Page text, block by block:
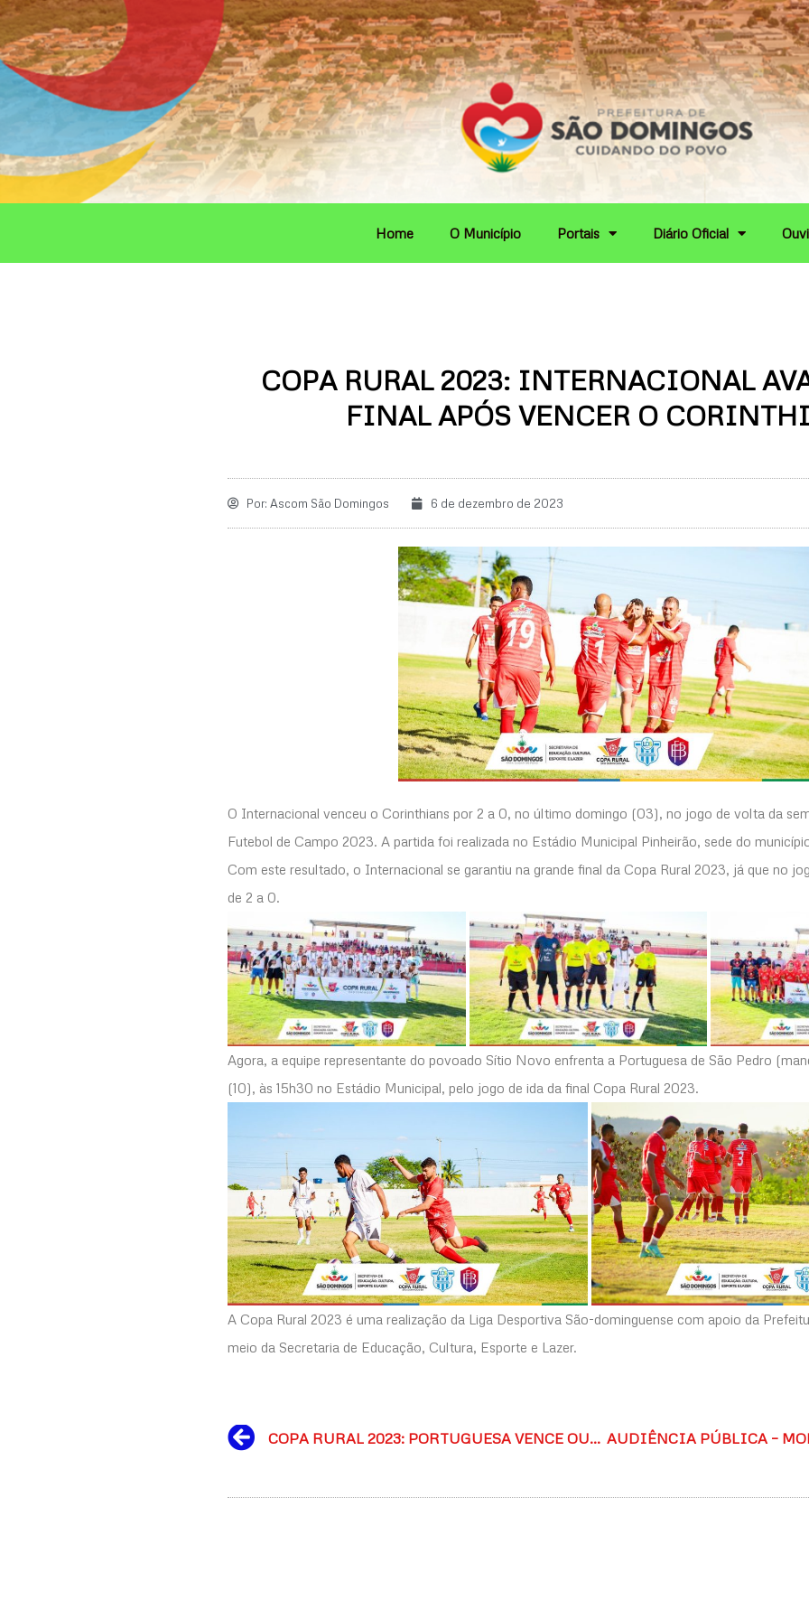
Ir
para
o
conteúdo
Home O Município Portais Diário Oficial
COPA RURAL 2023: INTERNACIONAL
FINAL APÓS VENCER O
Por: Ascom São Domingos 6 de dezembro de 2023
O Internacional venceu o Corinthians por 2 a 0, no último domingo (03), no jogo de volta da
Futebol de Campo 2023. A partida foi realizada no Estádio Municipal Pinheirão, sede do
Com este resultado, o Internacional se garantiu na grande final da Copa Rural 2023, já que no
de 2 a 0.
Agora, a equipe representante do povoado Sítio Novo enfrenta a Portuguesa de São Pedro
(10), às 15h30 no Estádio Municipal, pelo jogo de ida da final Copa Rural 2023.
A Copa Rural 2023 é uma realização da Liga Desportiva São-dominguense com apoio da
meio da Secretaria de Educação, Cultura, Esporte e Lazer.
COPA RURAL 2023: PORTUGUESA VENCE OURO VERDE E É PRIMEIRO CLASSIFICADO PARA A FINAL